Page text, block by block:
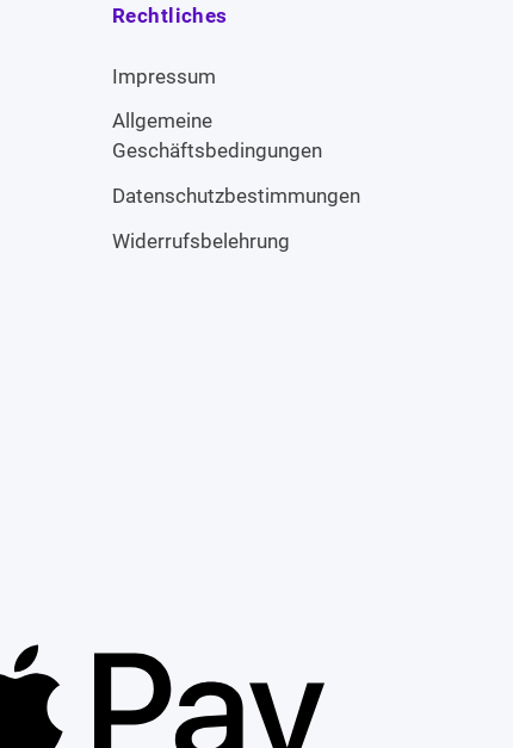
Rechtliches
Impressum
Allgemeine
Geschäftsbedingungen
Datenschutzbestimmungen
Widerrufsbelehrung